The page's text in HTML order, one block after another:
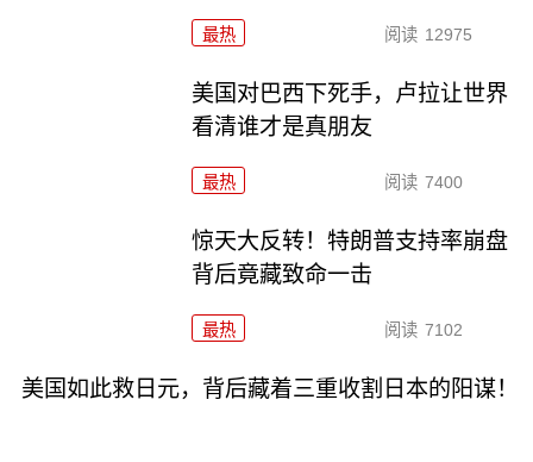
最热 阅读 12975
美国对巴西下死手，卢拉让世界
看清谁才是真朋友
最热 阅读 7400
惊天大反转！特朗普支持率崩盘
背后竟藏致命一击
最热 阅读 7102
美国如此救日元，背后藏着三重收割日本的阳谋！